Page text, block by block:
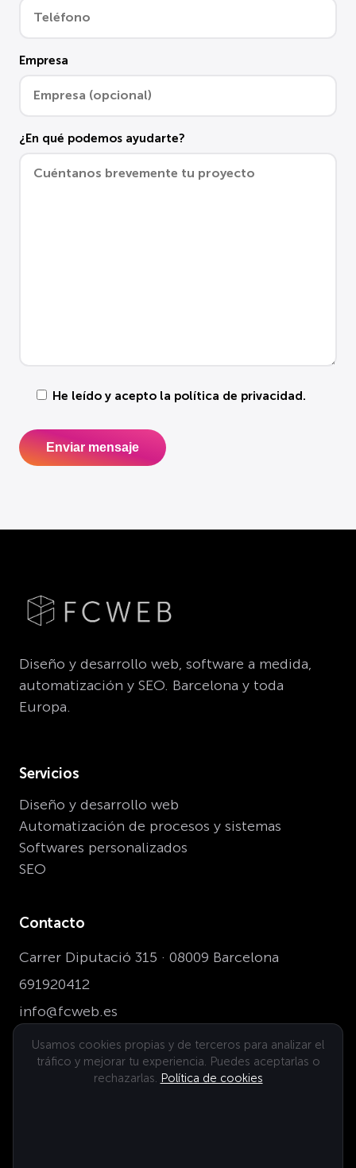
Empresa
¿En qué podemos ayudarte?
He leído y acepto la política de privacidad.
Diseño y desarrollo web, software a medida,
automatización y SEO. Barcelona y toda
Europa.
Servicios
Diseño y desarrollo web
Automatización de procesos y sistemas
Softwares personalizados
SEO
Contacto
Carrer Diputació 315 · 08009 Barcelona
691920412
info@fcweb.es
Dónde estamos
Usamos cookies propias y de terceros para analizar el
tráfico y mejorar tu experiencia. Puedes aceptarlas o
rechazarlas. Política de cookies